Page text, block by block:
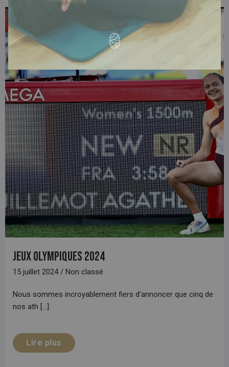
Jeux Olympiques 2024
15 juillet 2024 / Non classé
Nous sommes incroyablement fiers d’annoncer que cinq de
nos ath [...]
Lire plus